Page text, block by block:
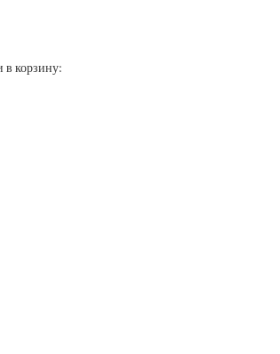
в корзину: